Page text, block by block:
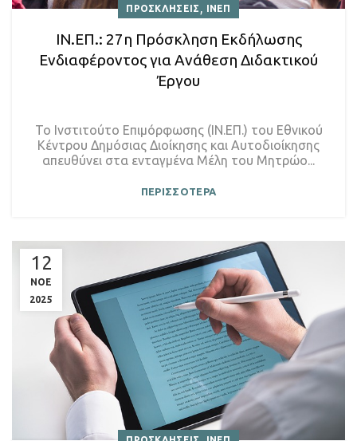
ΠΡΟΣΚΛΗΣΕΙΣ , ΙΝΕΠ
ΙΝ.ΕΠ.: 27η Πρόσκληση Εκδήλωσης
Ενδιαφέροντος για Ανάθεση Διδακτικού
Έργου
Το Ινστιτούτο Επιμόρφωσης (ΙΝ.ΕΠ.) του Εθνικού
Κέντρου Δημόσιας Διοίκησης και Αυτοδιοίκησης
απευθύνει στα ενταγμένα Μέλη του Μητρώο...
ΠΕΡΙΣΣΟΤΕΡΑ
12
ΝΟΕ
2025